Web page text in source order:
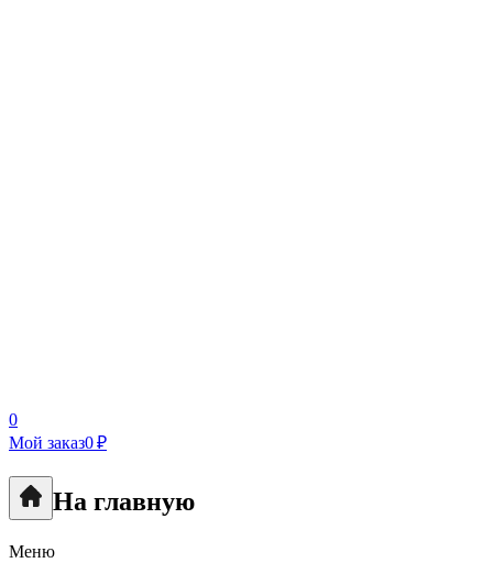
0
Мой заказ0 ₽
На главную
Меню